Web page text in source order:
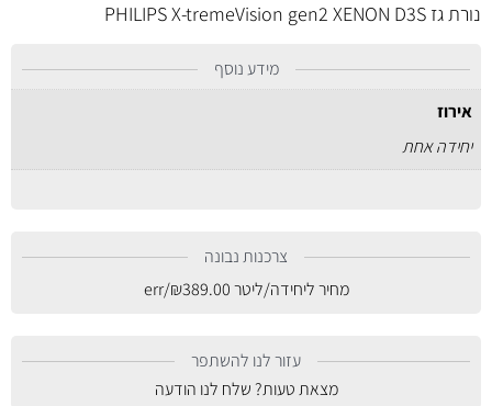
נורת גז PHILIPS X-tremeVision gen2 XENON D3S
מידע נוסף
אירוז
יחידה אחת
צרכנות נבונה
מחיר ליחידה/ליטר
₪389.00
/err
עזור לנו להשתפר
מצאת טעות? שלח לנו הודעה